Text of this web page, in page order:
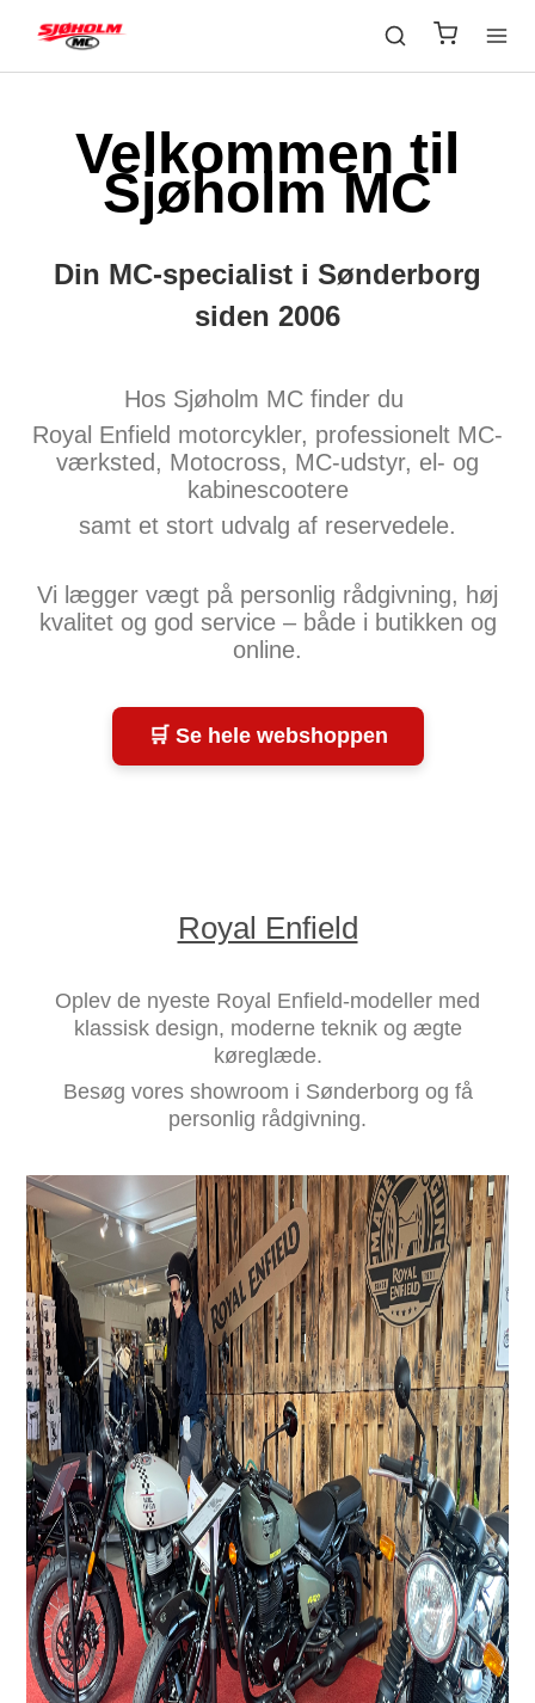
Velkommen til
Sjøholm MC
Din MC-specialist i Sønderborg
siden 2006
Hos Sjøholm MC finder du
Royal Enfield motorcykler, professionelt MC-
værksted, Motocross, MC-udstyr, el- og
kabinescootere
samt et stort udvalg af reservedele.
Vi lægger vægt på personlig rådgivning, høj
kvalitet og god service – både i butikken og
online.
🛒 Se hele webshoppen
Royal Enfield
Oplev de nyeste Royal Enfield-modeller med
klassisk design, moderne teknik og ægte
køreglæde.
Besøg vores showroom i Sønderborg og få
personlig rådgivning.